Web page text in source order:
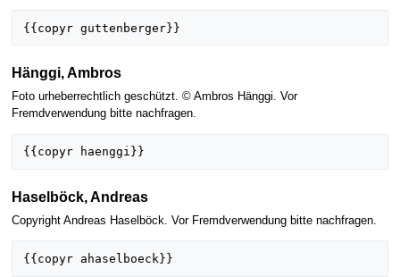
Hänggi, Ambros
Foto urheberrechtlich geschützt. © Ambros Hänggi. Vor
Fremdverwendung bitte nachfragen.
Haselböck, Andreas
Copyright Andreas Haselböck. Vor Fremdverwendung bitte nachfragen.